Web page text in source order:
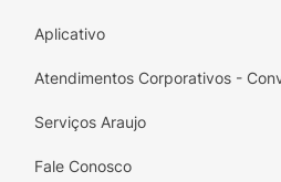
phenylpropanol,
disodium edta. Contém:
Aplicativo
Atendimentos Corporativos -
Serviços Araujo
Fale Conosco